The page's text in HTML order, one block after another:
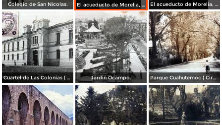
Colegio de San Nicolas. El acueducto de Morelia, Michoacán El acueducto de Morelia, Michoacán
Cuartel de Las Colonias ( Circulada el 1 de Abril de 1921 ). Jardin Ocampo. Parque Cuahutemoc ( Circulada el 24 de Junio de 1938 ).